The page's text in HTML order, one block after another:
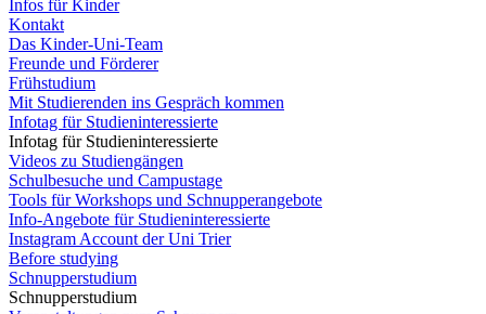
Infos für Kinder
Kontakt
Das Kinder-Uni-Team
Freunde und Förderer
Frühstudium
Mit Studierenden ins Gespräch kommen
Infotag für Studieninteressierte
Infotag für Studieninteressierte
Videos zu Studiengängen
Schulbesuche und Campustage
Tools für Workshops und Schnupperangebote
Info-Angebote für Studieninteressierte
Instagram Account der Uni Trier
Before studying
Schnupperstudium
Schnupperstudium